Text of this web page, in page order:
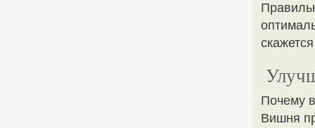
Почему
Вишня